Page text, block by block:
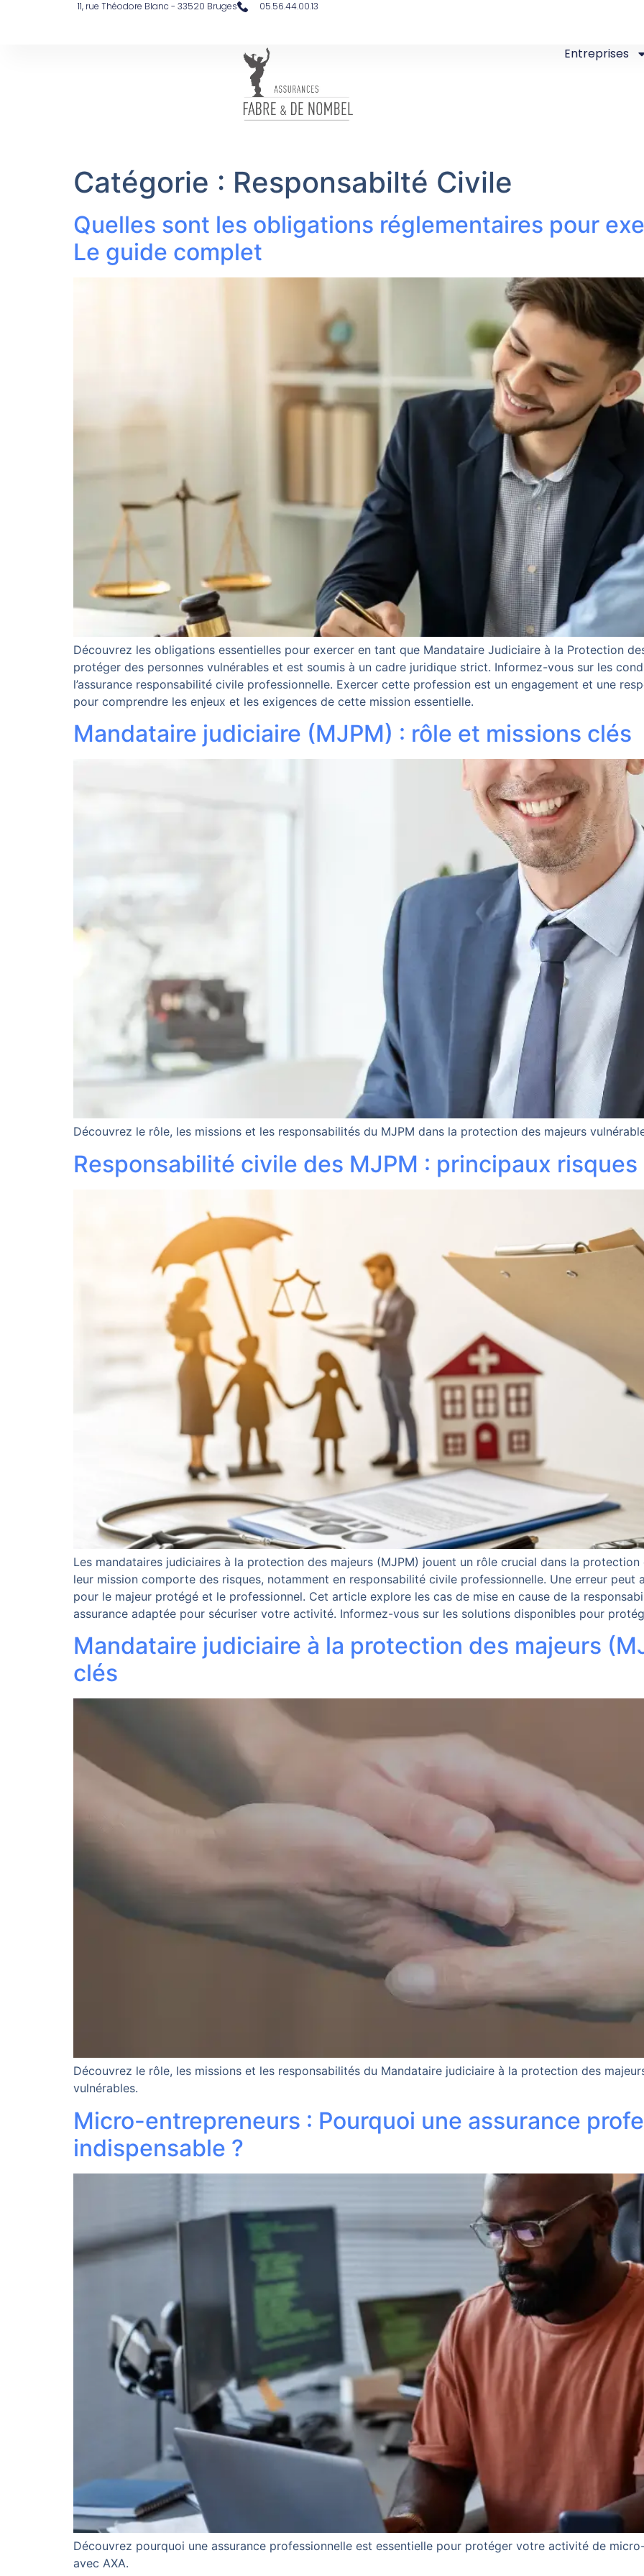
11, rue Théodore Blanc - 33520 Bruges 05.56.44.00.13
Entreprises
Catégorie : Responsabilté Civile
Quelles sont les obligations réglementaires pour
Le guide complet
Découvrez les obligations essentielles pour exercer en tant que Mandataire Judiciaire à la Protection
protéger des personnes vulnérables et est soumis à un cadre juridique strict. Informez-vous sur les
l’assurance responsabilité civile professionnelle. Exercer cette profession est un engagement et une
pour comprendre les enjeux et les exigences de cette mission essentielle.
Mandataire judiciaire (MJPM) : rôle et missions clés
Découvrez le rôle, les missions et les responsabilités du MJPM dans la protection des majeurs
Responsabilité civile des MJPM : principaux risques
Les mandataires judiciaires à la protection des majeurs (MJPM) jouent un rôle crucial dans la
leur mission comporte des risques, notamment en responsabilité civile professionnelle. Une erreur peut
pour le majeur protégé et le professionnel. Cet article explore les cas de mise en cause de la
assurance adaptée pour sécuriser votre activité. Informez-vous sur les solutions disponibles pour
Mandataire judiciaire à la protection des majeurs
clés
Découvrez le rôle, les missions et les responsabilités du Mandataire judiciaire à la protection des
vulnérables.
Micro-entrepreneurs : Pourquoi une assurance
indispensable ?
Découvrez pourquoi une assurance professionnelle est essentielle pour protéger votre activité de
avec AXA.